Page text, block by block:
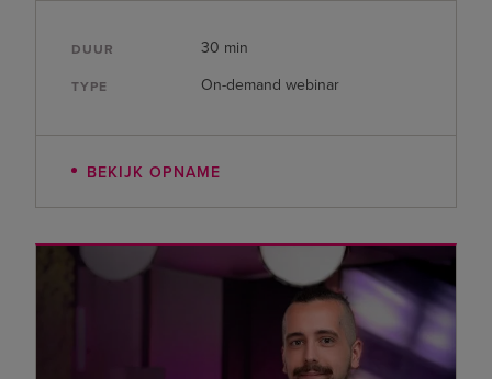
DUUR 30 min
TYPE On-demand webinar
BEKIJK OPNAME